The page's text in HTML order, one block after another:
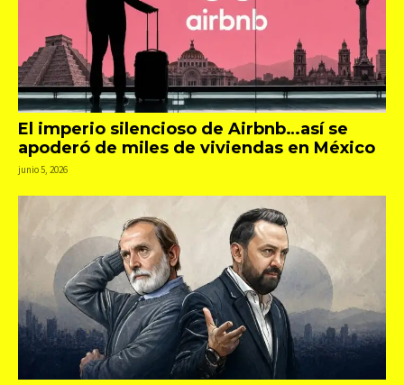
El imperio silencioso de Airbnb…así se
apoderó de miles de viviendas en México
junio 5, 2026